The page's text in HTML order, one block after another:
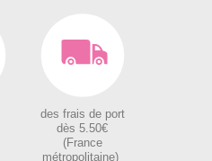
des frais de port
dès 5.50€
(France
métropolitaine)